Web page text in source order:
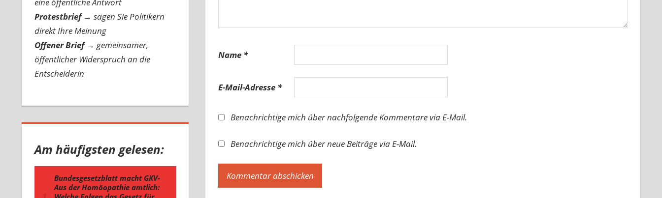
Name *
E-Mail-Adresse *
Benachrichtige mich über nachfolgende Kommentare via E-Mail.
Benachrichtige mich über neue Beiträge via E-Mail.
Protestbrief → sagen Sie Politikern
direkt Ihre Meinung
Offener Brief → gemeinsamer,
öffentlicher Widerspruch an die
Entscheiderin
Am häufigsten gelesen: